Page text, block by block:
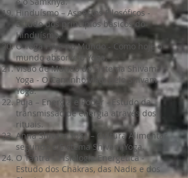
Hinduísmo – Aspectos Filosóficos -
Estudo dos princípios básicos do
Hinduísmo.
O Yoga Hoje no Mundo - Como hoje o
mundo absorve o Yoga.
Visão de Mundo do Sistema Shivam
Yoga - O Caminho visto pelo Shivam
Yoga.
Puja – Energia e Poder - Estudo da
transmissão de energia através dos
rituais.
Anna Shivam Yoga – Cultura Alimentar
segundo o Sistema Shivam Yoga.
O Tantra – Fisiologia Energética -
Estudo dos Chakras, das Nadis e dos